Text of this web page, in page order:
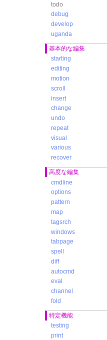
todo
debug
develop
uganda
基本的な編集
starting
editing
motion
scroll
insert
change
undo
repeat
visual
various
recover
高度な編集
cmdline
options
pattern
map
tagsrch
windows
tabpage
spell
diff
autocmd
eval
channel
fold
特定機能
testing
print